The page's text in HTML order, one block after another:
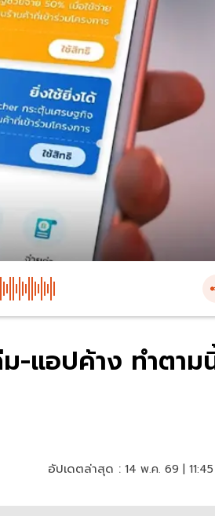
ม-แอปค้าง ทำตาม
อัปเดตล่าสุด : 14 พ.ค. 69 |